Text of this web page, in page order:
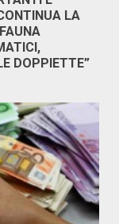
LA
DOPPIETTE”